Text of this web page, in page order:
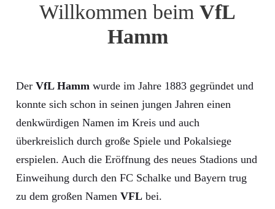
Willkommen beim VfL
Hamm
Der VfL Hamm wurde im Jahre 1883 gegründet und
konnte sich schon in seinen jungen Jahren einen
denkwürdigen Namen im Kreis und auch
überkreislich durch große Spiele und Pokalsiege
erspielen. Auch die Eröffnung des neues Stadions und
Einweihung durch den FC Schalke und Bayern trug
zu dem großen Namen VFL bei.